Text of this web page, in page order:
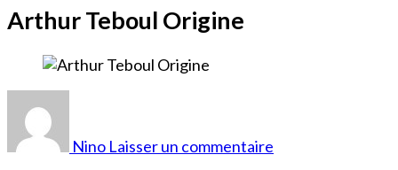
Arthur Teboul Origine
Nino Laisser un commentaire
Origine